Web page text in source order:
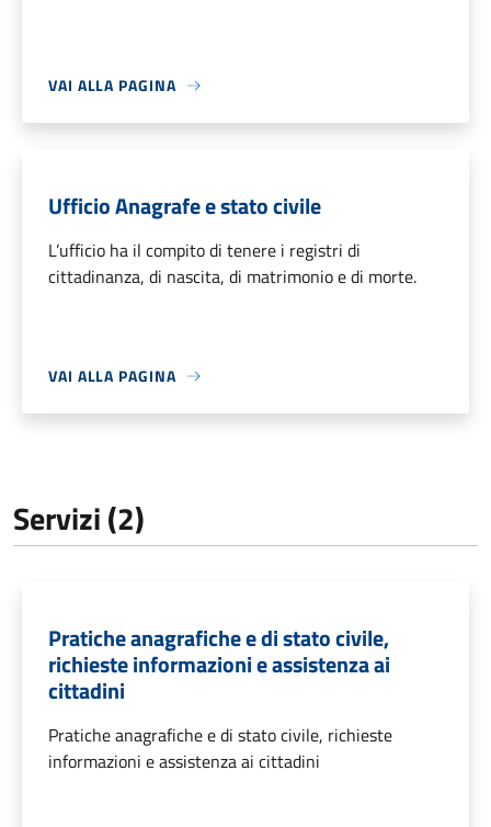
VAI ALLA PAGINA
Ufficio Anagrafe e stato civile
L’ufficio ha il compito di tenere i registri di
cittadinanza, di nascita, di matrimonio e di morte.
VAI ALLA PAGINA
Servizi (2)
Pratiche anagrafiche e di stato civile,
richieste informazioni e assistenza ai
cittadini
Pratiche anagrafiche e di stato civile, richieste
informazioni e assistenza ai cittadini